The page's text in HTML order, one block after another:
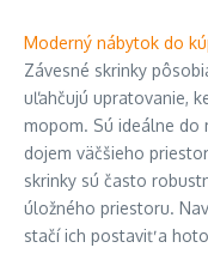
Moderný nábytok do
Závesné skrinky
uľahčujú upratovanie,
mopom. Sú ideálne do
dojem väčšieho
skrinky sú často
úložného priestoru.
stačí ich postaviť a